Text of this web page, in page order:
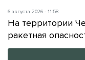
6 августа 2026 - 11:58
На территории
ракетная